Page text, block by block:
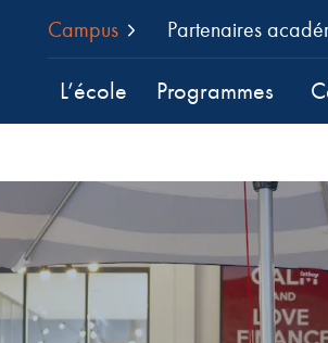
Campus Partenaires
L’école Programmes